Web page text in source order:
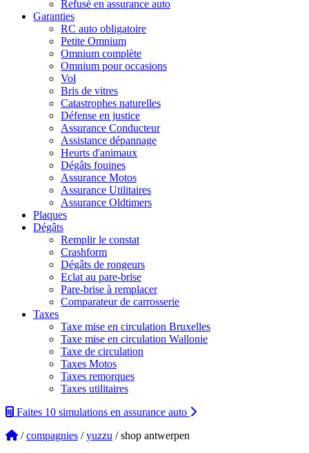
Refusé en assurance auto
Garanties
RC auto obligatoire
Petite Omnium
Omnium complète
Omnium pour occasions
Vol
Bris de vitres
Catastrophes naturelles
Défense en justice
Assurance Conducteur
Assistance dépannage
Heurts d'animaux
Dégâts fouines
Assurance Motos
Assurance Utilitaires
Assurance Oldtimers
Plaques
Dégâts
Remplir le constat
Crashform
Dégâts de rongeurs
Eclat au pare-brise
Pare-brise à remplacer
Comparateur de carrosserie
Taxes
Taxe mise en circulation Bruxelles
Taxe mise en circulation Wallonie
Taxe de circulation
Taxes Motos
Taxes remorques
Taxes utilitaires
Faites 10 simulations en assurance auto
/compagnies /yuzzu / shop antwerpen